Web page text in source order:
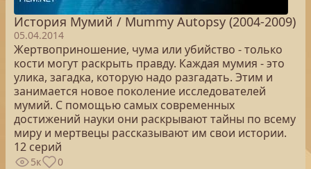
История Мумий / Mummy Autopsy (2004-2009)
05.04.2014
Жертвоприношение, чума или убийство - только
кости могут раскрыть правду. Каждая мумия - это
улика, загадка, которую надо разгадать. Этим и
занимается новое поколение исследователей
мумий. С помощью самых современных
достижений науки они раскрывают тайны по всему
миру и мертвецы рассказывают им свои истории.
12 серий
5к 0